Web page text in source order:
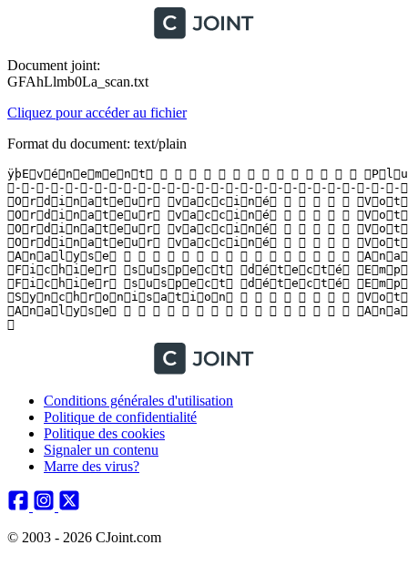
Document joint:
GFAhLlmb0La_scan.txt
Cliquez pour accéder au fichier
Format du document: text/plain
ÿþE v é n e m e n t                             
 - - - - - - - - - - - - - - - - - - - - - - - - - -
 O r d i n a t e u r   v a c c i n é           
 O r d i n a t e u r   v a c c i n é           
 O r d i n a t e u r   v a c c i n é           
 O r d i n a t e u r   v a c c i n é           
 A n a l y s e                                 
 F i c h i e r   s u s p e c t   d é t e c t é 
 F i c h i e r   s u s p e c t   d é t e c t é 
 S y n c h r o n i s a t i o n                 
 A n a l y s e                                 
 
Conditions générales d'utilisation
Politique de confidentialité
Politique des cookies
Signaler un contenu
Marre des virus?
© 2003 - 2026 CJoint.com